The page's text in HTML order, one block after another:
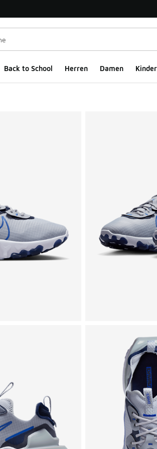
Fenster
Back to School Herren Damen Kinder